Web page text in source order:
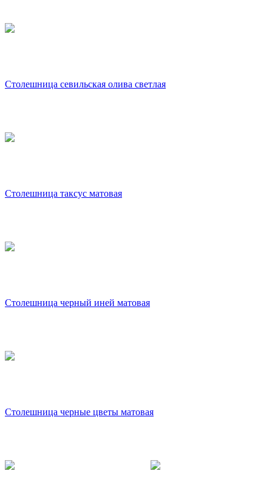
Столешница севильская олива светлая
Столешница таксус матовая
Столешница черный иней матовая
Столешница черные цветы матовая